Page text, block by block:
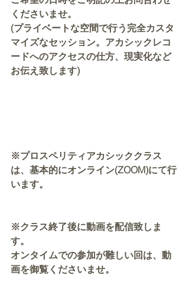
くださいませ。
(プライベートな空間で行う完全カスタ
マイズなセッション。アカシックレコ
ードへのアクセスの仕方、現実化など
お伝え致します)
※プロスペリティアカシッククラス
は、基本的にオンライン(ZOOM)にて行
います。
※クラス終了後に動画を配信致しま
す。
オンタイムでの参加が難しい回は、動
画を御覧くださいませ。